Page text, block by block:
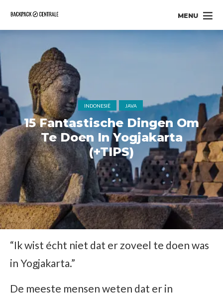
MENU
INDONESIË JAVA
15 Fantastische Dingen Om
Te Doen In Yogjakarta
(+TIPS)
“Ik wist écht niet dat er zoveel te doen was
in Yogjakarta.”
De meeste mensen weten dat er in